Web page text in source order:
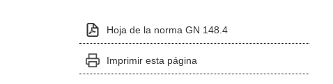
Hoja de la norma GN 148.4
Imprimir esta página